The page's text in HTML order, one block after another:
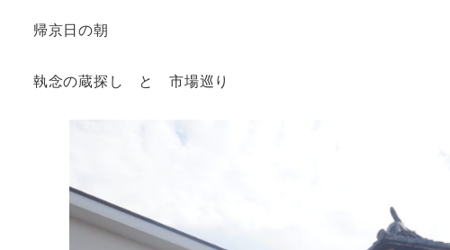
帰京日の朝
執念の蔵探し と 市場巡り